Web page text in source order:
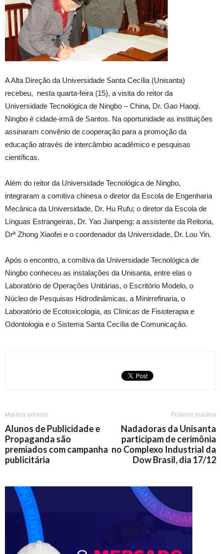
A Alta Direção da Universidade Santa Cecília (Unisanta)
recebeu, nesta quarta-feira (15), a visita do reitor da
Universidade Tecnológica de Ningbo – China, Dr. Gao Haoqi.
Ningbo é cidade-irmã de Santos. Na oportunidade as instituições
assinaram convênio de cooperação para a promoção da
educação através de intercâmbio acadêmico e pesquisas
científicas.
Além do reitor da Universidade Tecnológica de Ningbo,
integraram a comitiva chinesa o diretor da Escola de Engenharia
Mecânica da Universidade, Dr. Hu Rufu; o diretor da Escola de
Línguas Estrangeiras, Dr. Yao Jianpeng; a assistente da Reitoria,
Drª Zhong Xiaofei e o coordenador da Universidade, Dr. Lou Yin.
Após o encontro, a comitiva da Universidade Tecnológica de
Ningbo conheceu as instalações da Unisanta, entre elas o
Laboratório de Operações Unitárias, o Escritório Modelo, o
Núcleo de Pesquisas Hidrodinâmicas, a Minirrefinaria, o
Laboratório de Ecotoxicologia, as Clínicas de Fisioterapia e
Odontologia e o Sistema Santa Cecília de Comunicação.
Matéria anterior
Alunos de Publicidade e
Propaganda são
premiados com campanha
publicitária
Próxima matéria
Nadadoras da Unisanta
participam de cerimônia
no Complexo Industrial da
Dow Brasil, dia 17/12